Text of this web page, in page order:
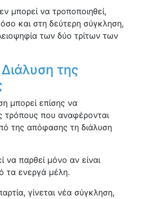
μπορεί να τροποποιηθεί,
και στη δεύτερη σύγκληση,
των δύο τρίτων των
της
μπορεί επίσης να
τρόπους που αναφέρονται
της απόφασης τη διάλυση
παρθεί μόνο αν είναι
τα ενεργά μέλη.
γίνεται νέα σύγκληση,